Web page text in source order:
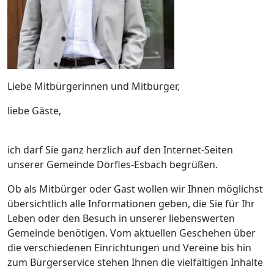
Liebe Mitbürgerinnen und Mitbürger,
liebe Gäste,
ich darf Sie ganz herzlich auf den Internet-Seiten
unserer Gemeinde Dörfles-Esbach begrüßen.
Ob als Mitbürger oder Gast wollen wir Ihnen möglichst
übersichtlich alle Informationen geben, die Sie für Ihr
Leben oder den Besuch in unserer liebenswerten
Gemeinde benötigen. Vom aktuellen Geschehen über
die verschiedenen Einrichtungen und Vereine bis hin
zum Bürgerservice stehen Ihnen die vielfältigen Inhalte